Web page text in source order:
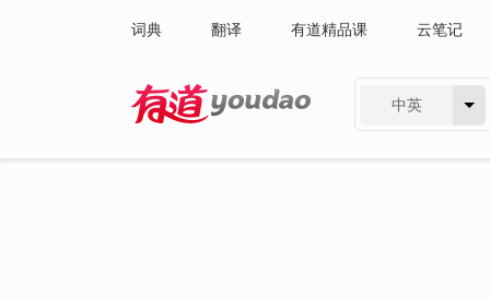
词典 翻译 有道精品课 云笔记
中英